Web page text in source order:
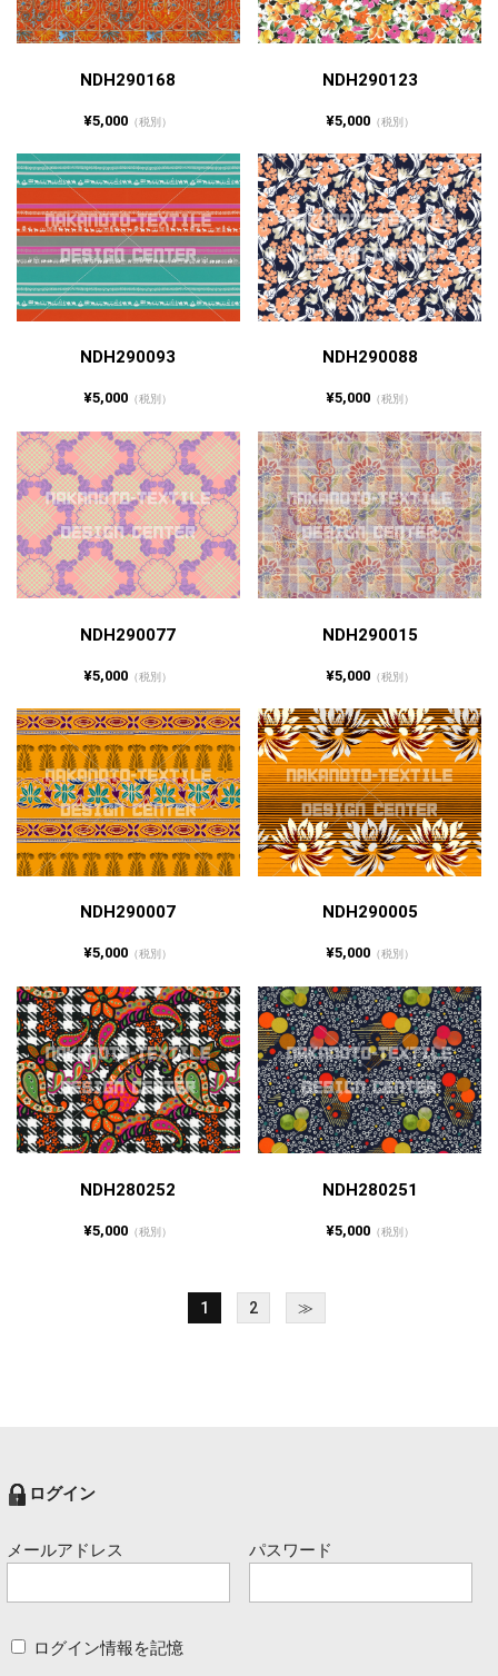
NDH290168
¥5,000 （税別）
NDH290123
¥5,000（税別）
NDH290093
¥5,000 （税別）
NDH290088
¥5,000（税別）
NDH290077
¥5,000 （税別）
NDH290015
¥5,000（税別）
NDH290007
¥5,000 （税別）
NDH290005
¥5,000（税別）
NDH280252
¥5,000 （税別）
NDH280251
¥5,000（税別）
1 2 ≫
ログイン
メールアドレス パスワード
ログイン情報を記憶